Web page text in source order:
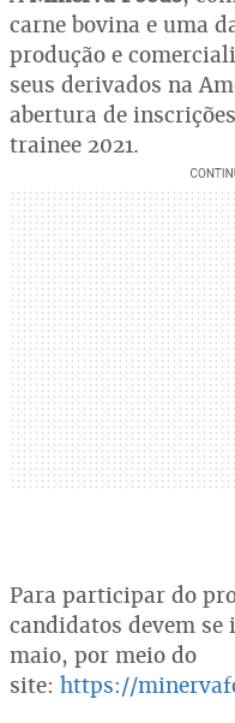
carne bovina e uma
produção e
seus derivados na
abertura de
trainee 2021.
Para participar do
candidatos devem se
maio, por meio do
site: https://